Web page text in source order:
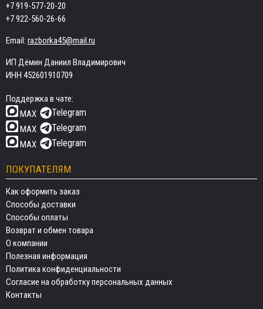
+7 919-577-20-20
+7 922-560-26-66
Email: razborka45@mail.ru
ИП Дёмин Даниил Владимирович
ИНН 452601910709
Поддержка в чате:
MAX
Telegram
MAX Telegram
MAX Telegram
ПОКУПАТЕЛЯМ
Как оформить заказ
Способы доставки
Способы оплаты
Возврат и обмен товара
О компании
Полезная информация
Политика конфиденциальности
Согласие на обработку персональных данных
Контакты